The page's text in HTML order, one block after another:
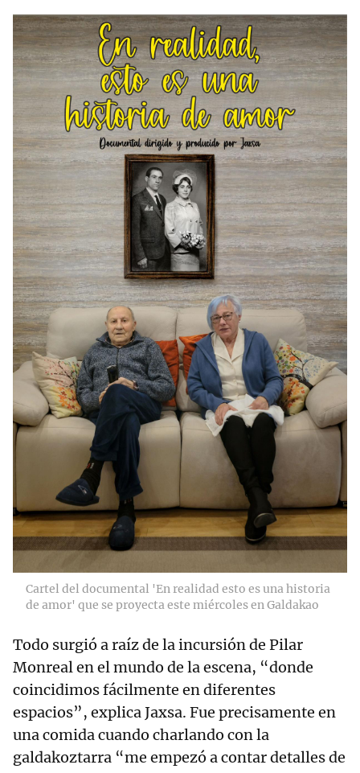
Cartel del documental 'En realidad esto es una historia
de amor' que se proyecta este miércoles en Galdakao
Todo surgió a raíz de la incursión de Pilar
Monreal en el mundo de la escena, “donde
coincidimos fácilmente en diferentes
espacios”, explica Jaxsa. Fue precisamente en
una comida cuando charlando con la
galdakoztarra “me empezó a contar detalles de